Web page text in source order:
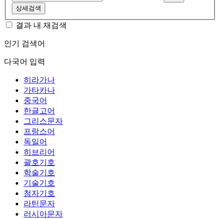
상세검색
결과 내 재검색
인기 검색어
다국어 입력
히라가나
가타카나
중국어
한글고어
그리스문자
프랑스어
독일어
히브리어
괄호기호
학술기호
기술기호
첨자기호
라틴문자
러시아문자